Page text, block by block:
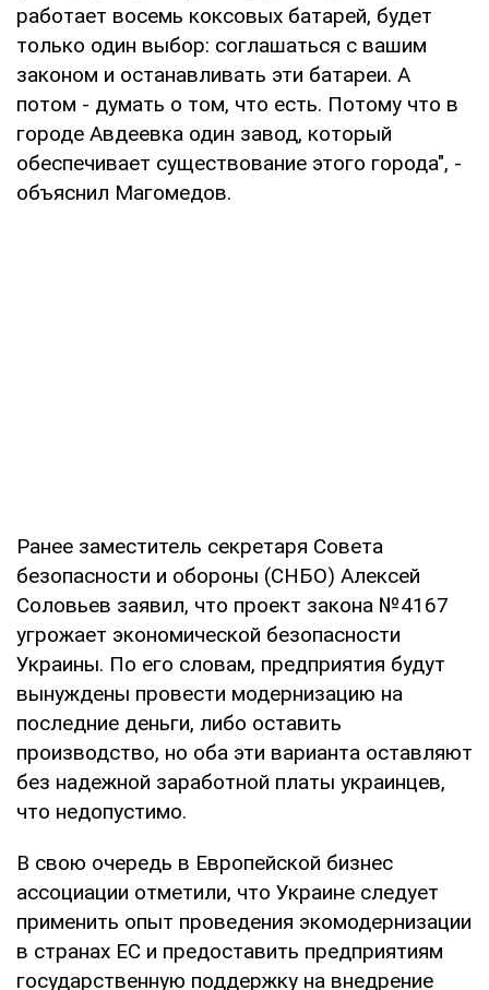
работает восемь коксовых батарей, будет
только один выбор: соглашаться с вашим
законом и останавливать эти батареи. А
потом - думать о том, что есть. Потому что в
городе Авдеевка один завод, который
обеспечивает существование этого города", -
объяснил Магомедов.
Ранее заместитель секретаря Совета
безопасности и обороны (СНБО) Алексей
Соловьев заявил, что проект закона №4167
угрожает экономической безопасности
Украины. По его словам, предприятия будут
вынуждены провести модернизацию на
последние деньги, либо оставить
производство, но оба эти варианта оставляют
без надежной заработной платы украинцев,
что недопустимо.
В свою очередь в Европейской бизнес
ассоциации отметили, что Украине следует
применить опыт проведения экомодернизации
в странах ЕС и предоставить предприятиям
государственную поддержку на внедрение